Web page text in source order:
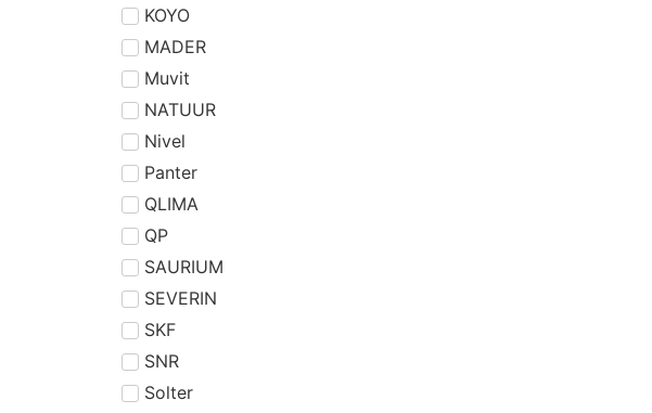
KOYO
MADER
Muvit
NATUUR
Nivel
Panter
QLIMA
QP
SAURIUM
SEVERIN
SKF
SNR
Solter